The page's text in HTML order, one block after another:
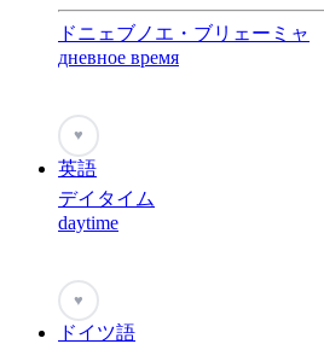
ドニェブノエ・ブリェーミャ
дневное время
♥
英語
デイタイム
daytime
♥
ドイツ語